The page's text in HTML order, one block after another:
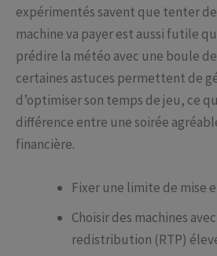
expérimentés savent que tenter
machine va payer est aussi futile
prédire la météo avec une boule
certaines astuces permettent de
d’optimiser son temps de jeu, ce
différence entre une soirée
financière.
Fixer une limite de mise
Choisir des machines
redistribution (RTP)